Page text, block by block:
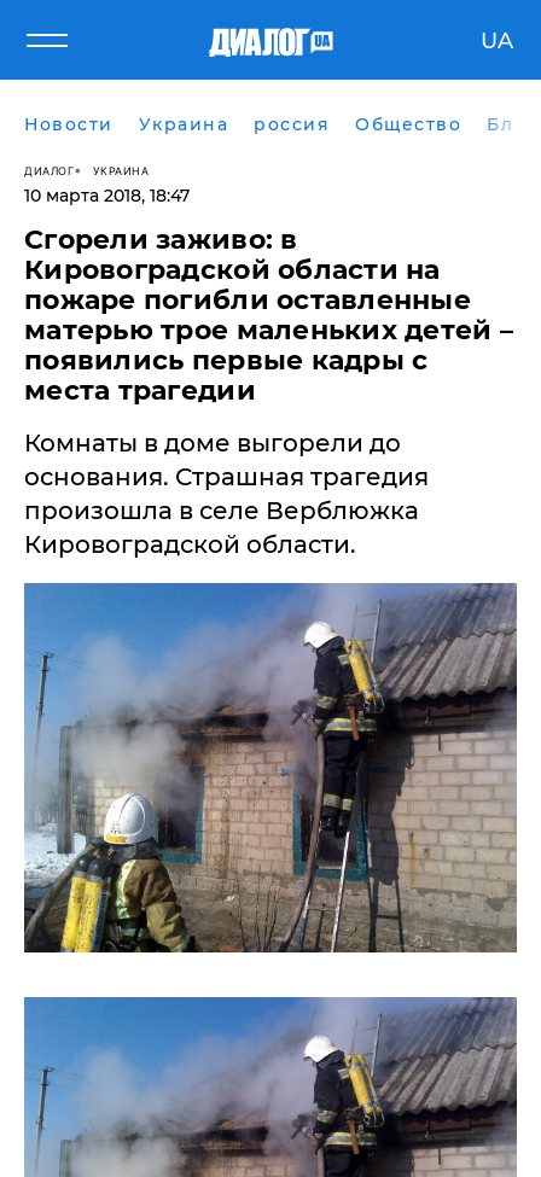
UA
Новости Украина россия Общество
ДИАЛОГ УКРАИНА
10 марта 2018, 18:47
Сгорели заживо: в
Кировоградской области на
пожаре погибли оставленные
матерью трое маленьких детей –
появились первые кадры с
места трагедии
Комнаты в доме выгорели до
основания. Страшная трагедия
произошла в селе Верблюжка
Кировоградской области.